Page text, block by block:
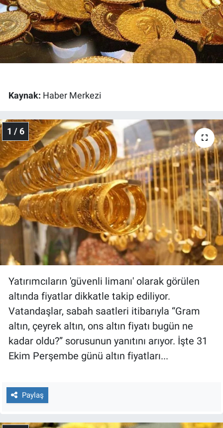
Kaynak: Haber Merkezi
1 / 6
Yatırımcıların 'güvenli limanı' olarak görülen
altında fiyatlar dikkatle takip ediliyor.
Vatandaşlar, sabah saatleri itibarıyla “Gram
altın, çeyrek altın, ons altın fiyatı bugün ne
kadar oldu?” sorusunun yanıtını arıyor. İşte 31
Ekim Perşembe günü altın fiyatları...
Paylaş
Gün Başlıyor
Gün Bitiyor
Gündem Özel
Günün görüntüsü
Haber
İlan
Kimdir
Koronavirüs
Kültür Sanat
Ne demişti
Nedir
Popüler
Programlar
Spor